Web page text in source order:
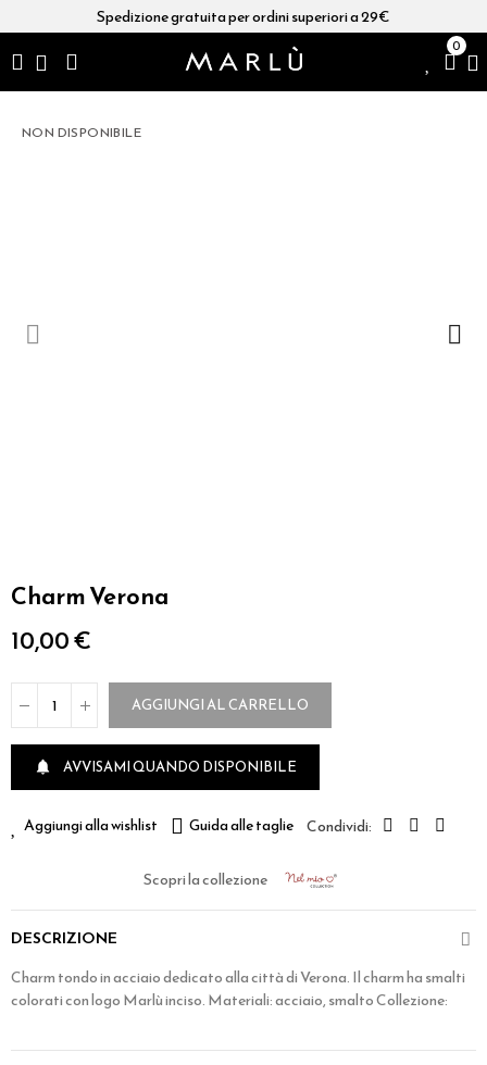
Spedizione gratuita per ordini superiori a 29€
0
NON DISPONIBILE
Charm Verona
10,00 €
AGGIUNGI AL CARRELLO
 AVVISAMI QUANDO DISPONIBILE
Aggiungi alla wishlist Guida alle taglie
Scopri la collezione
DESCRIZIONE
Charm tondo in acciaio dedicato alla città di Verona. Il charm ha smalti
colorati con logo Marlù inciso. Materiali: acciaio, smalto Collezione: